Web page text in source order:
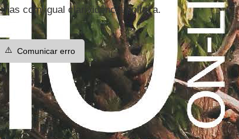
mas com igual clarividência política.
⚠️ Comunicar erro